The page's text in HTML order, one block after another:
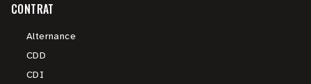
CONTRAT
Alternance
CDD
CDI